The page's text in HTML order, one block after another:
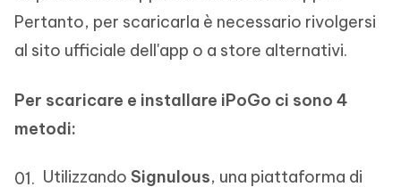
Pertanto, per scaricarla è necessario rivolgersi
al sito ufficiale dell'app o a store alternativi.
Per scaricare e installare iPoGo ci sono 4
metodi:
Utilizzando Signulous, una piattaforma di